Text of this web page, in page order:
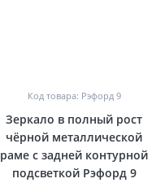
Код товара: Рэфорд 9
Зеркало в полный рост
чёрной металлической
раме с задней контурной
подсветкой Рэфорд 9